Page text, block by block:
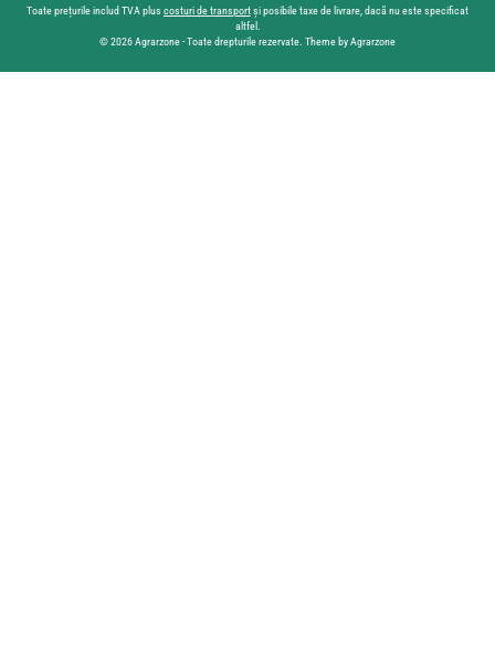
Toate prețurile includ TVA plus costuri de transportși posibile taxe de livrare, dacă nu este specificat
altfel.
© 2026 Agrarzone - Toate drepturile rezervate. Theme by Agrarzone